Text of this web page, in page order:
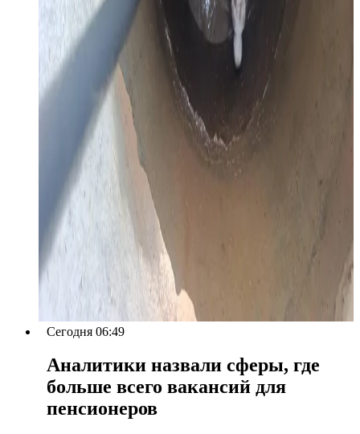
Сегодня 06:49
Аналитики назвали сферы, где
больше всего вакансий для
пенсионеров